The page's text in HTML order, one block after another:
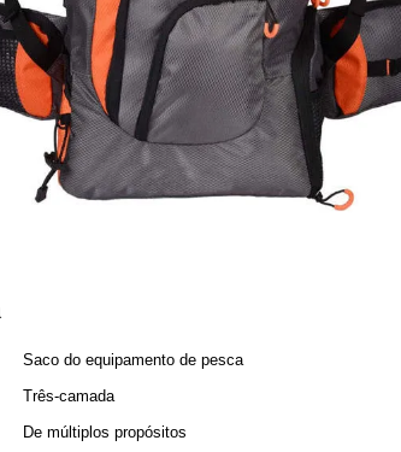
Saco do equipamento de pesca
Três-camada
De múltiplos propósitos